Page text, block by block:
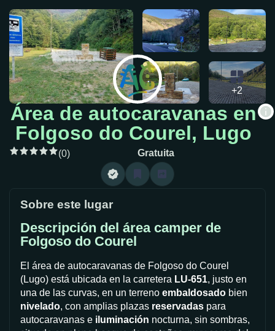
+2
Área de autocaravanas en
Folgoso do Courel, Lugo
(0) Gratuita
Sobre este lugar
Descripción del área camper de
Folgoso do Courel
El área de autocaravanas de Folgoso do Courel
(Lugo) está ubicada en la carretera LU-651, justo en
una de las curvas, en un terreno embaldosado bien
nivelado, con amplias plazas reservadas para
autocaravanas e iluminación nocturna, sin sombras,